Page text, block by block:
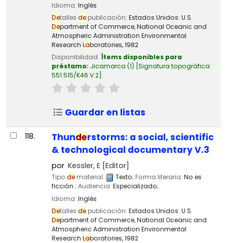
Idioma: Inglés
Detalles depublicación: Estados Unidos: U.S.
Department of Commerce, National Oceanic and
Atmospheric Administration Environmental
Research Laboratories,1982
Disponibilidad: Ítems disponibles para
préstamo: Jicamarca (1) Signatura topográfica:
551.515/K46 V.2 .
Guardar en listas
118. Thunderstorms: a social, scientific
& technological documentary V.3
por Kessler, E[Editor]
Tipo dematerial: Texto; Forma literaria: No es
ficción ; Audiencia: Especializado;
Idioma: Inglés
Detalles depublicación: Estados Unidos: U.S.
Department of Commerce, National Oceanic and
Atmospheric Administration Environmental
Research Laboratories,1982